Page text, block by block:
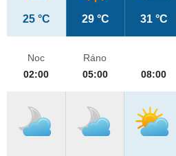
25 °C 29 °C 31 °C
Noc
02:00
Ráno
05:00
08:00